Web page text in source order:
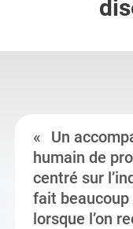
Un
humain de
centré sur
fait beaucoup
lorsque l’on